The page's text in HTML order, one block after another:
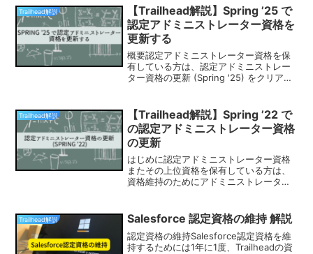
新規ユーザーの作成①1. 以下の情報を入
力し、新...
Trailhead解説
【Trailhead解説】Spring ’25 で
認定アドミニストレーター資格を
更新する
概要認定アドミニストレーター資格を保
有している方は、認定アドミニストレー
ター資格の更新 (Spring '25) をクリアす
すので、忘れないうちにサクッと終わら
せて...
Trailhead解説
【Trailhead解説】Spring ’22 で
の認定アドミニストレーター資格
の更新
はじめに認定アドミニストレーター資格
またその上位資格を保有している方は、
資格維持のためにアドミニストレーター
ります。忘れないうちにサクッと合格し
ておきまし...
Trailhead解説 Salesforce 認定資格の維持 解説
認定資格の維持Salesforce認定資格を維
持するためには1年に1度、Trailheadの資